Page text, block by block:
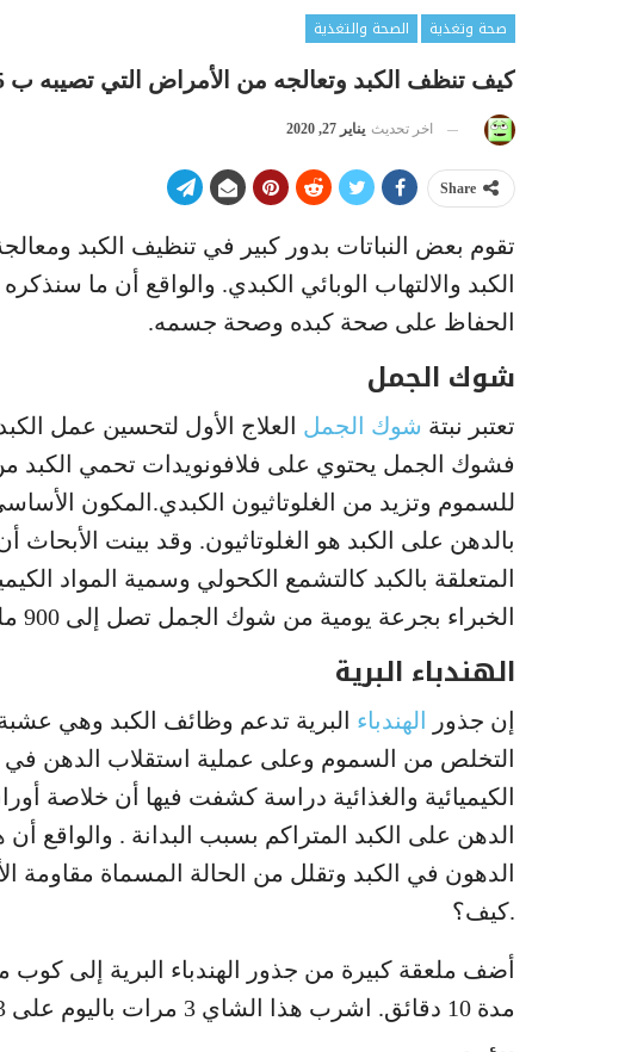
صحة وتغذية
الصحة والتغذية
كيف تنظف الكبد وتعالجه من الأمراض التي تصيبه ب 5 وصفات طبيعية
اخر تحديث يناير 27, 2020
Share
تقوم بعض النباتات بدور كبير في تنظيف الكبد
الكبد والالتهاب الوبائي الكبدي. والواقع أن ما
الحفاظ على صحة كبده وصحة جسمه.
شوك الجمل
تعتبر نبتة شوك الجمل العلاج الأول لتحسين عمل
فشوك الجمل يحتوي على فلافونويدات تحمي الكبد
للسموم وتزيد من الغلوتاثيون الكبدي.المكون
بالدهن على الكبد هو الغلوتاثيون. وقد بينت
الخبراء بجرعة يومية من شوك الجمل تصل إلى 900 ملغ مرتين باليوم تؤخذ مع الوجبات.
الهندباء البرية
إن جذور الهندباء البرية تدعم وظائف الكبد وهي
التخلص من السموم وعلى عملية استقلاب الدهن
الكيميائية والغذائية دراسة كشفت فيها أن خلاصة
الدهن على الكبد المتراكم بسبب البدانة . والواقع
الدهون في الكبد وتقلل من الحالة المسماة مقاومة
.كيف؟
أضف ملعقة كبيرة من جذور الهندباء البرية إلى كوب
مدة 10 دقائق. اشرب هذا الشاي 3 مرات باليوم على 3 أسابيع.